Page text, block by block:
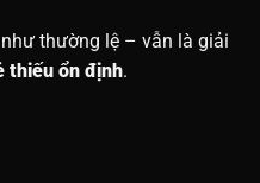
thường lệ – vẫn là giải
thiếu ổn định.